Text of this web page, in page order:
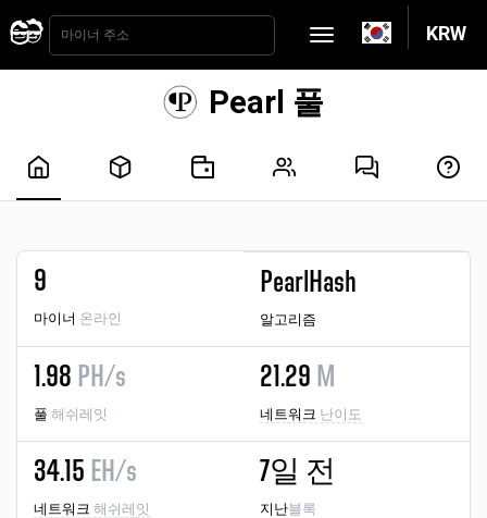
KRW
Pearl 풀
9
마이너 온라인
PearlHash
알고리즘
1.98 PH/s
풀 해쉬레잇
21.29 M
네트워크 난이도
34.15 EH/s
네트워크 해쉬레잇
7일 전
지난블록